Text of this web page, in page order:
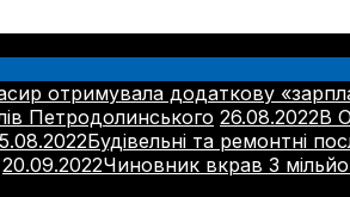
отримувала додаткову
Петродолинського 26.08.2022В
Будівельні та ремонтні
20.09.2022Чиновник вкрав 3